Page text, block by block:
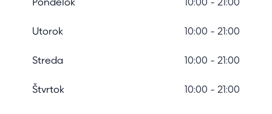
Pondelok 10:00 - 21:00
Utorok 10:00 - 21:00
Streda 10:00 - 21:00
Štvrtok 10:00 - 21:00